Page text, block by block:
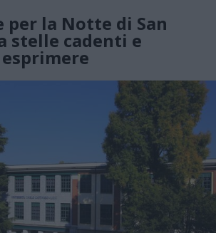
per la Notte di San
stelle cadenti e